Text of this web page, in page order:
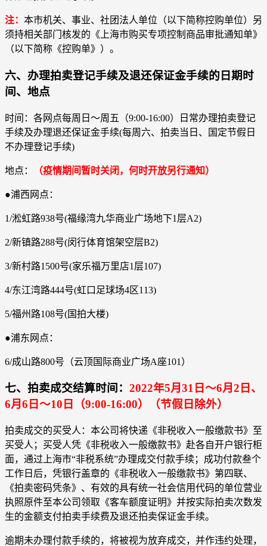
注： 本市机关、事业、社团法人单位（以下简称控购单位）另
须持相关部门核发的《上海市购买专项控制商品审批通知单》
（以下简称《控购单》）。
六、办理拍卖登记手续及退还保证金手续的日期时
间、地点
时间：各网点每周日～周五（9:00-16:00）日常办理拍卖登记
手续及办理退还保证金手续(每周六、拍卖当日、国定节假日
不办理登记手续)
地点： （疫情期间暂时关闭，何时开放另行通知）
●浦西网点：
1/淞虹路938号(福缘湾九华商业广场地下1层A2)
2/新镇路288号(闵行体育馆架空层B2)
3/新村路1500号(家乐福万里店1层107)
4/东江湾路444号(虹口足球场4区113)
5/福州路108号(国拍大楼)
●浦东网点：
6/成山路800号（云顶国际商业广场A座101）
七、拍卖成交结算时间： 2022年5月31日～6月2日、
6月6日～10日
（9:00-16:00）（节假日除外）
拍卖成交的买受人：本公司将快递《非税收入一般缴款书》至
买受人；买受人凭《非税收入一般缴款书》赴各自开户银行柜
面，通过上海市“非税系统”办理成交付款手续；成功付款叁个
工作日后，凭银行盖章的《非税收入一般缴款书》第四联、
《拍卖密码凭条》、有效的具有统一社会信用代码的单位营业
执照原件至本公司领取《客车额度证明》并按实际拍卖次数发
生的金额支付拍卖手续费及退还拍卖保证金手续。
逾期未办理付款手续的，将被视为放弃成交，并作违约处理，